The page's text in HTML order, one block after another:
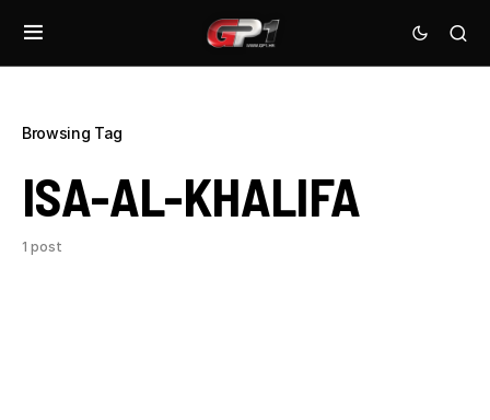
Browsing Tag
ISA-AL-KHALIFA
1 post